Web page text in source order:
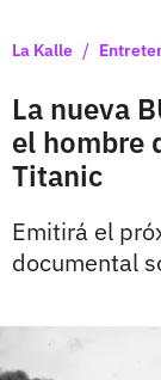
La Kalle /
La nueva
el hombre
Titanic
Emitirá el
documental